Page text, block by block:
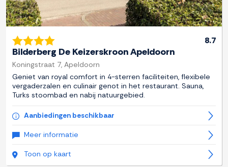
8.7
Bilderberg De Keizerskroon Apeldoorn
Koningstraat 7, Apeldoorn
Geniet van royal comfort in 4-sterren faciliteiten, flexibele
vergaderzalen en culinair genot in het restaurant. Sauna,
Turks stoombad en nabij natuurgebied.
Aanbiedingen beschikbaar
Meer informatie
Toon op kaart